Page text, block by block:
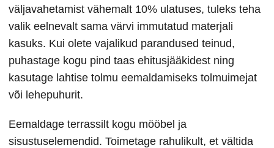
väljavahetamist vähemalt 10% ulatuses, tuleks teha
valik eelnevalt sama värvi immutatud materjali
kasuks. Kui olete vajalikud parandused teinud,
puhastage kogu pind taas ehitusjääkidest ning
kasutage lahtise tolmu eemaldamiseks tolmuimejat
või lehepuhurit.
Eemaldage terrassilt kogu mööbel ja
sisustuselemendid. Toimetage rahulikult, et vältida